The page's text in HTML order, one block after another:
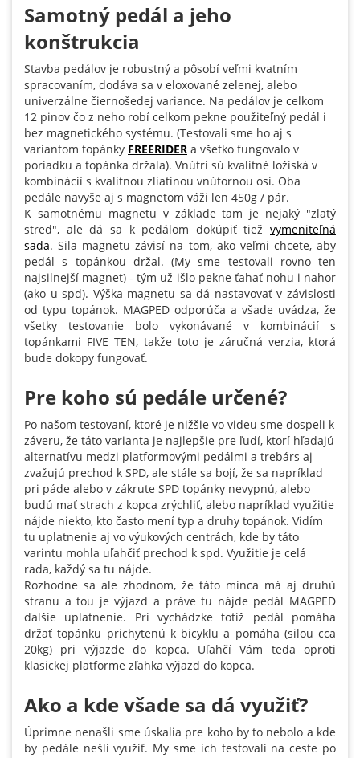
Samotný pedál a jeho
konštrukcia
Stavba pedálov je robustný a pôsobí veľmi kvatním
spracovaním, dodáva sa v eloxované zelenej, alebo
univerzálne čiernošedej variance. Na pedálov je celkom
12 pinov čo z neho robí celkom pekne použiteľný pedál i
bez magnetického systému. (Testovali sme ho aj s
variantom topánky FREERIDER a všetko fungovalo v
poriadku a topánka držala). Vnútri sú kvalitné ložiská v
kombinácií s kvalitnou zliatinou vnútornou osi. Oba
pedále navyše aj s magnetom váži len 450g / pár.
K samotnému magnetu v základe tam je nejaký "zlatý
stred", ale dá sa k pedálom dokúpiť tiež vymeniteľná
sada. Sila magnetu závisí na tom, ako veľmi chcete, aby
pedál s topánkou držal. (My sme testovali rovno ten
najsilnejší magnet) - tým už išlo pekne ťahať nohu i nahor
(ako u spd). Výška magnetu sa dá nastavovať v závislosti
od typu topánok. MAGPED odporúča a všade uvádza, že
všetky testovanie bolo vykonávané v kombinácií s
topánkami FIVE TEN, takže toto je záručná verzia, ktorá
bude dokopy fungovať.
Pre koho sú pedále určené?
Po našom testovaní, ktoré je nižšie vo videu sme dospeli k
záveru, že táto varianta je najlepšie pre ľudí, ktorí hľadajú
alternatívu medzi platformovými pedálmi a trebárs aj
zvažujú prechod k SPD, ale stále sa bojí, že sa napríklad
pri páde alebo v zákrute SPD topánky nevypnú, alebo
budú mať strach z kopca zrýchliť, alebo napríklad využitie
nájde niekto, kto často mení typ a druhy topánok. Vidím
tu uplatnenie aj vo výukových centrách, kde by táto
varintu mohla uľahčiť prechod k spd. Využitie je celá
rada, každý sa tu nájde.
Rozhodne sa ale zhodnom, že táto minca má aj druhú
stranu a tou je výjazd a práve tu nájde pedál MAGPED
ďalšie uplatnenie. Pri vychádzke totiž pedál pomáha
držať topánku prichytenú k bicyklu a pomáha (silou cca
20kg) pri výjazde do kopca. Uľahčí Vám teda oproti
klasickej platforme zľahka výjazd do kopca.
Ako a kde všade sa dá využiť?
Úprimne nenašli sme úskalia pre koho by to nebolo a kde
by pedále nešli využiť. My sme ich testovali na ceste po